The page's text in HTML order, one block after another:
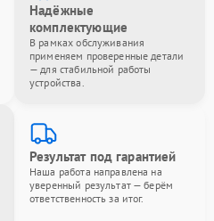
Надёжные
комплектующие
В рамках обслуживания
применяем проверенные детали
— для стабильной работы
устройства.
Результат под гарантией
Наша работа направлена на
уверенный результат — берём
ответственность за итог.